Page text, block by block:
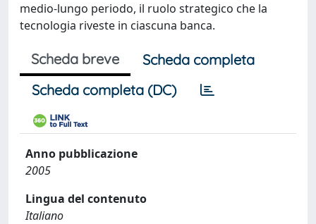
medio-lungo periodo, il ruolo strategico che la
tecnologia riveste in ciascuna banca.
Scheda breve
Scheda completa
Scheda completa (DC)
Anno pubblicazione
2005
Lingua del contenuto
Italiano